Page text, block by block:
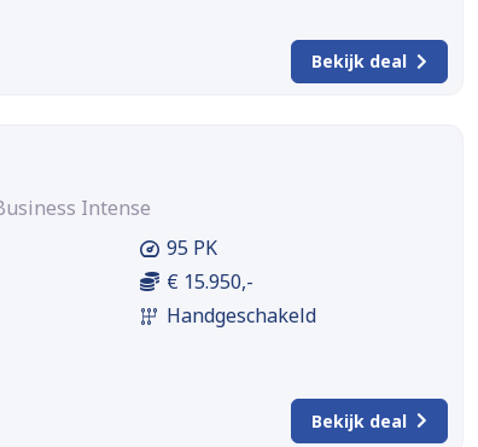
Bekijk deal
Intense
95 PK
€ 15.950,-
Handgeschakeld
Bekijk deal